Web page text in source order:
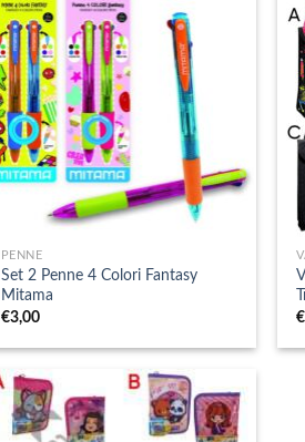
PENNE
Set 2 Penne 4 Colori Fantasy
Mitama
€3,00
€